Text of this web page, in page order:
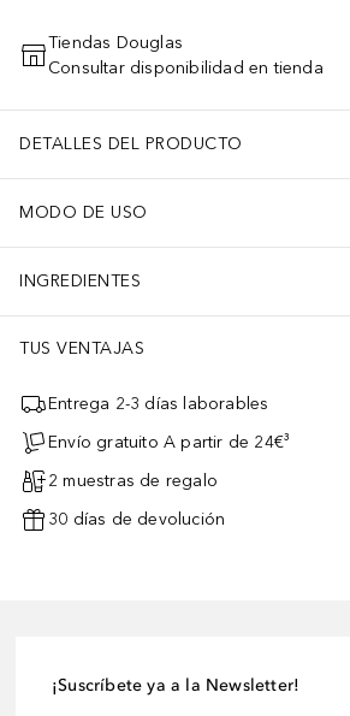
AÑADIR AL CARRITO
Tiendas Douglas
Consultar disponibilidad en tienda
DETALLES DEL PRODUCTO
MODO DE USO
INGREDIENTES
TUS VENTAJAS
Entrega 2-3 días laborables
Envío gratuito A partir de 24€³
2 muestras de regalo
30 días de devolución
¡Suscríbete ya a la Newsletter!